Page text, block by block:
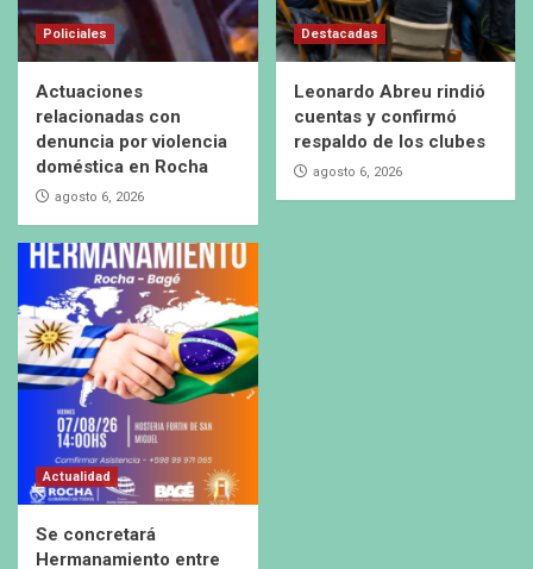
Policiales
Actuaciones
relacionadas con
denuncia por violencia
doméstica en Rocha
agosto 6, 2026
Destacadas
Leonardo Abreu rindió
cuentas y confirmó
respaldo de los clubes
agosto 6, 2026
Actualidad
Se concretará
Hermanamiento entre